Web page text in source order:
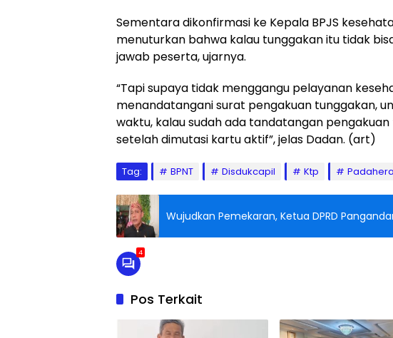
Sementara dikonfirmasi ke Kepala BPJS
menuturkan bahwa kalau tunggakan itu tidak
jawab peserta, ujarnya.
“Tapi supaya tidak menggangu pelayanan
menandatangani surat pengakuan tunggakan,
waktu, kalau sudah ada tandatangan
setelah dimutasi kartu aktif”, jelas Dadan. (art)
Tag: BPNT Disdukcapil Ktp
Wujudkan Pemekaran, Ketua DPRD
4
Pos Terkait